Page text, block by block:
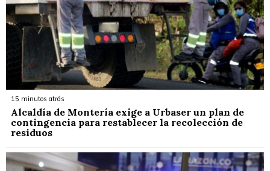
15 minutos atrás
Alcaldía de Montería exige a Urbaser un plan de
contingencia para restablecer la recolección de
residuos